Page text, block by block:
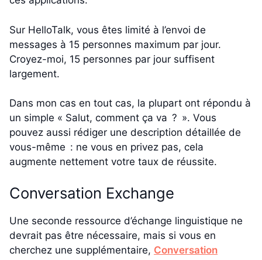
Sur HelloTalk, vous êtes limité à l’envoi de
messages à 15 personnes maximum par jour.
Croyez-moi, 15 personnes par jour suffisent
largement.
Dans mon cas en tout cas, la plupart ont répondu à
un simple « Salut, comment ça va ? ». Vous
pouvez aussi rédiger une description détaillée de
vous-même : ne vous en privez pas, cela
augmente nettement votre taux de réussite.
Conversation Exchange
Une seconde ressource d’échange linguistique ne
devrait pas être nécessaire, mais si vous en
cherchez une supplémentaire, Conversation